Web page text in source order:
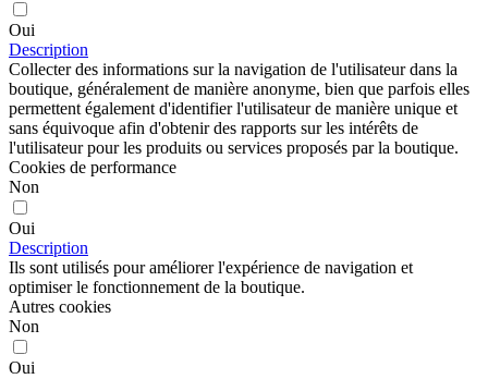
Oui
Description
Collecter des informations sur la navigation de l'utilisateur dans la
boutique, généralement de manière anonyme, bien que parfois elles
permettent également d'identifier l'utilisateur de manière unique et
sans équivoque afin d'obtenir des rapports sur les intérêts de
l'utilisateur pour les produits ou services proposés par la boutique.
Cookies de performance
Non
Oui
Description
Ils sont utilisés pour améliorer l'expérience de navigation et
optimiser le fonctionnement de la boutique.
Autres cookies
Non
Oui